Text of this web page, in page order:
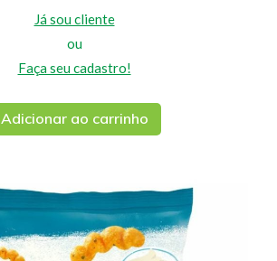
Já sou cliente
ou
Faça seu cadastro!
Adicionar ao carrinho